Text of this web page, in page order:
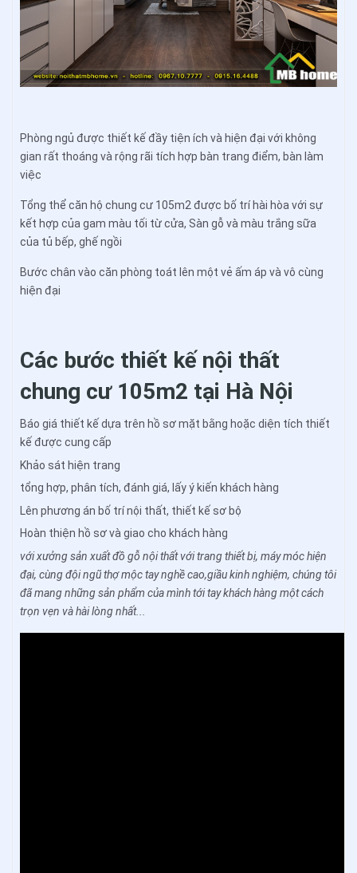
Phòng ngủ được thiết kế đầy tiện ích và hiện đại với không
gian rất thoáng và rộng rãi tích hợp bàn trang điểm, bàn làm
việc
Tổng thể căn hộ chung cư 105m2 được bố trí hài hòa với sự
kết hợp của gam màu tối từ cửa, Sàn gỗ và màu trắng sữa
của tủ bếp, ghế ngồi
Bước chân vào căn phòng toát lên một vẻ ấm áp và vô cùng
hiện đại
Các bước thiết kế nội thất
chung cư 105m2 tại Hà Nội
Báo giá thiết kế dựa trên hồ sơ mặt bằng hoặc diện tích thiết
kế được cung cấp
Khảo sát hiện trang
tổng hợp, phân tích, đánh giá, lấy ý kiến khách hàng
Lên phương án bố trí nội thất, thiết kế sơ bộ
Hoàn thiện hồ sơ và giao cho khách hàng
với xưởng sản xuất đồ gỗ nội thất với trang thiết bị, máy móc hiện
đại, cùng đội ngũ thợ mộc tay nghề cao,giầu kinh nghiệm, chúng tôi
đã mang những sản phẩm của mình tới tay khách hàng một cách
trọn vẹn và hài lòng nhất...